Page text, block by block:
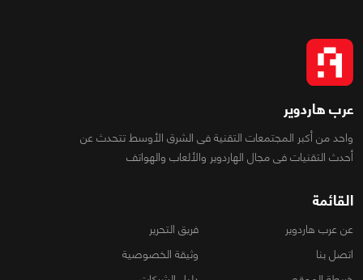
عرب هاردوير
واحد من أكبر المجتمعات التقنية فى الشرق الأوسط تتحدث عن
أحدث التقنيات فى مجال الهاردوير والألعاب والهواتف
القائمة
عن عرب هاردوير
فريق التحرير
اتصل بنا
وثيقة الخصوصية